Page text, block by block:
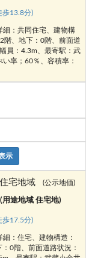
歩13.8分)
細：共同住宅、建物構
階、地下：0階、前面道
員：4.3m、最寄駅：武
率；60％、容積率：
示
宅地域 (公示地価)
(用途地域 住宅地)
歩17.5分)
：住宅、建物構造：
0階、前面道路状況：